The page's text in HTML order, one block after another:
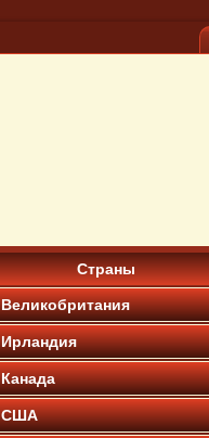
Страны
Великобритания
Ирландия
Канада
США